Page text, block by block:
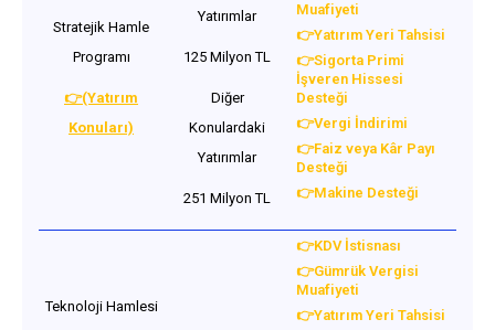
Stratejik Hamle
Programı
👉(Yatırım
Konuları)
Yatırımlar
125 Milyon TL
Diğer
Konulardaki
Yatırımlar
251 Milyon TL
Muafiyeti
👉Yatırım Yeri Tahsisi
👉Sigorta Primi
İşveren Hissesi
Desteği
👉Vergi İndirimi
👉Faiz veya Kâr Payı
Desteği
👉Makine Desteği
Teknoloji Hamlesi
👉KDV İstisnası
👉Gümrük Vergisi
Muafiyeti
👉Yatırım Yeri Tahsisi